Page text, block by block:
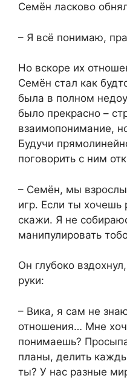
Семён ласково
– Я всё понимаю,
Но вскоре их
Семён стал как
была в полном
было прекрасно –
взаимопонимание,
Будучи
поговорить с ним
– Семён, мы
игр. Если ты хочешь
скажи. Я не
манипулировать
Он глубоко
руки:
– Вика, я сам не
отношения… Мне
понимаешь?
планы, делить
ты? У нас разные